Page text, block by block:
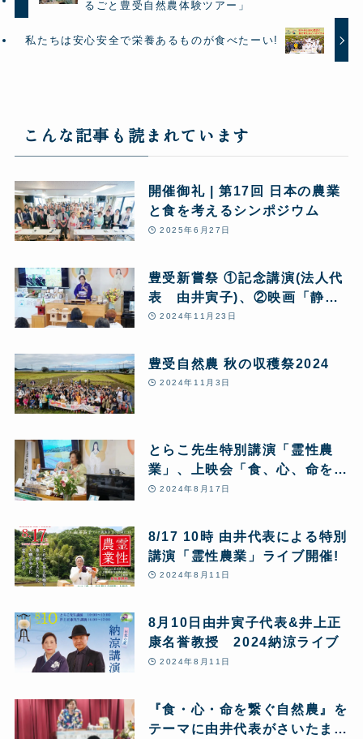
るごと豊受自然農体験ツアー」
私たちは安心安全で栄養あるものが食べたーい!
こんな記事も読まれています
開催御礼 | 第17回 日本の農業
と食を考えるシンポジウム
2025年6月27日
豊受新嘗祭 ①記念講演(法人代
表 由井寅子)、②映画「静か
な汚染、ネオニコチノイド」上
2024年11月23日
豊受自然農 秋の収穫祭2024
2024年11月3日
とらこ先生特別講演「霊性農
業」、上映会「食、心、命を繋
ぐ自然農」
2024年8月17日
8/17 10時 由井代表による特別
講演「霊性農業」ライブ開催!
2024年8月11日
8月10日由井寅子代表&井上正
康名誉教授 2024納涼ライブ
2024年8月11日
『食・心・命を繋ぐ自然農』を
テーマに由井代表がさいたま市